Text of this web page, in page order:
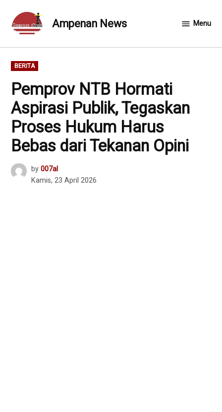
content
Ampenan News Menu
POSTED
IN
BERITA
Pemprov NTB Hormati
Aspirasi Publik, Tegaskan
Proses Hukum Harus
Bebas dari Tekanan Opini
by 007al
Kamis, 23 April 2026